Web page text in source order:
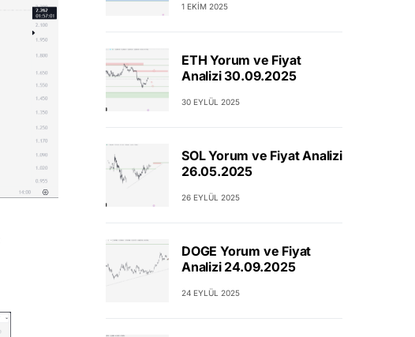
1 EKIM 2025
ETH Yorum ve Fiyat
Analizi 30.09.2025
30 EYLÜL 2025
SOL Yorum ve Fiyat Analizi
26.05.2025
26 EYLÜL 2025
DOGE Yorum ve Fiyat
Analizi 24.09.2025
24 EYLÜL 2025